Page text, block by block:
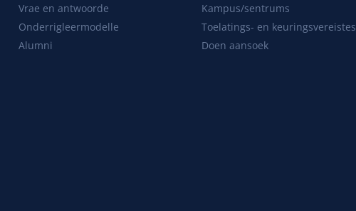
Vrae en antwoorde
Onderrigleermodelle
Alumni
Kampus/sentrums
Toelatings- en keuringsvereistes
Doen aansoek